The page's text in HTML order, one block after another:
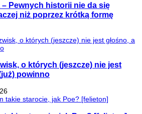
– Pewnych historii nie da się
niż poprzez krótką formę
o których (jeszcze) nie jest
powinno